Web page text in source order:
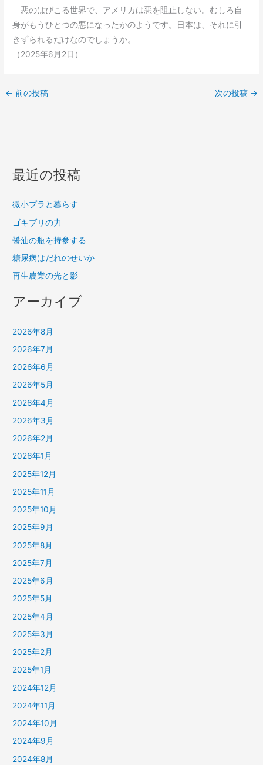
悪のはびこる世界で、アメリカは悪を阻止しない。むしろ自
身がもうひとつの悪になったかのようです。日本は、それに引
きずられるだけなのでしょうか。
（2025年6月2日）
← 前の投稿 次の投稿 →
最近の投稿
微小プラと暮らす
ゴキブリの力
醤油の瓶を持参する
糖尿病はだれのせいか
再生農業の光と影
アーカイブ
2026年8月
2026年7月
2026年6月
2026年5月
2026年4月
2026年3月
2026年2月
2026年1月
2025年12月
2025年11月
2025年10月
2025年9月
2025年8月
2025年7月
2025年6月
2025年5月
2025年4月
2025年3月
2025年2月
2025年1月
2024年12月
2024年11月
2024年10月
2024年9月
2024年8月